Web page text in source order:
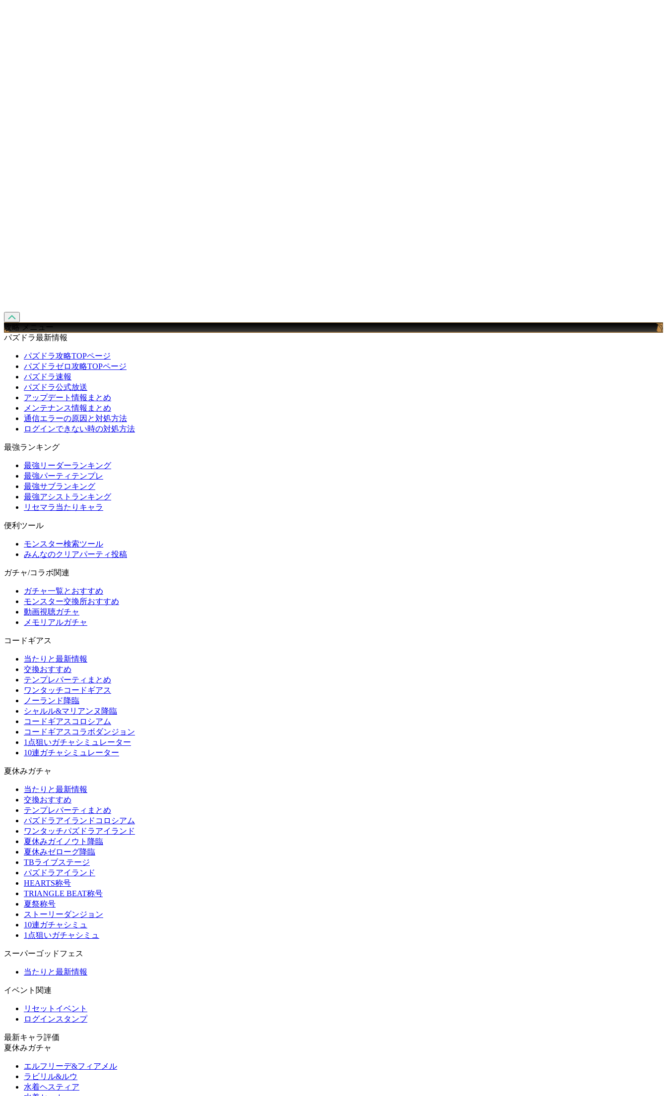
攻略 メニュー
パズドラ最新情報
パズドラ攻略TOPページ
パズドラゼロ攻略TOPページ
パズドラ速報
パズドラ公式放送
アップデート情報まとめ
メンテナンス情報まとめ
通信エラーの原因と対処方法
ログインできない時の対処方法
最強ランキング
最強リーダーランキング
最強パーティテンプレ
最強サブランキング
最強アシストランキング
リセマラ当たりキャラ
便利ツール
モンスター検索ツール
みんなのクリアパーティ投稿
ガチャ/コラボ関連
ガチャ一覧とおすすめ
モンスター交換所おすすめ
動画視聴ガチャ
メモリアルガチャ
コードギアス
当たりと最新情報
交換おすすめ
テンプレパーティまとめ
ワンタッチコードギアス
ノーランド降臨
シャルル&マリアンヌ降臨
コードギアスコロシアム
コードギアスコラボダンジョン
1点狙いガチャシミュレーター
10連ガチャシミュレーター
夏休みガチャ
当たりと最新情報
交換おすすめ
テンプレパーティまとめ
パズドラアイランドコロシアム
ワンタッチパズドラアイランド
夏休みガイノウト降臨
夏休みゼローグ降臨
TBライブステージ
パズドラアイランド
HEARTS称号
TRIANGLE BEAT称号
夏祭称号
ストーリーダンジョン
10連ガチャシミュ
1点狙いガチャシミュ
スーパーゴッドフェス
当たりと最新情報
イベント関連
リセットイベント
ログインスタンプ
最新キャラ評価
夏休みガチャ
エルフリーデ&フィアメル
ラビリル&ルウ
水着ヘスティア